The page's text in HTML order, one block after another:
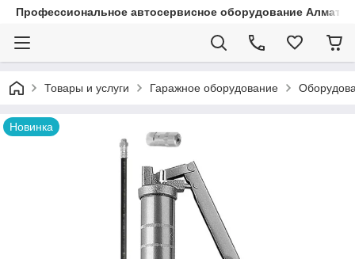
Профессиональное автосервисное оборудование Алматы
Товары и услуги Гаражное оборудование
Новинка